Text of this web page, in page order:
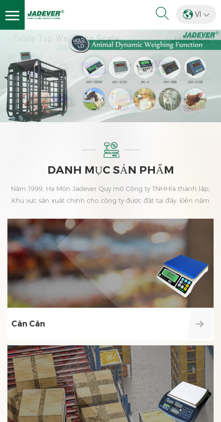
VI
DANH MỤC SẢN PHẨM
Năm 1999, Hạ Môn Jadever Quy mô Công ty TNHHlà thành lập;
Khu vực sản xuất chính cho công ty được đặt tại đây. Đến năm
Cân Cân